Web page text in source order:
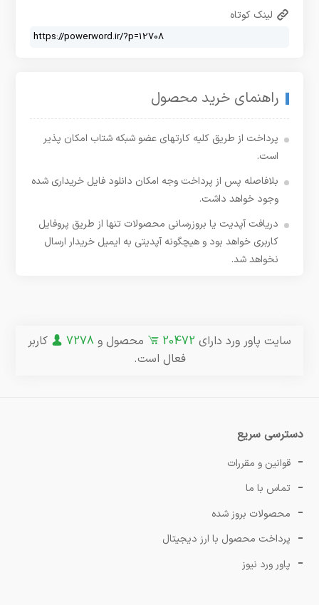
لینک کوتاه
راهنمای خرید محصول
پرداخت از طریق کلیه کارتهای عضو شبکه شتاب امکان پذیر
است.
بلافاصله پس از پرداخت وجه امکان دانلود فایل خریداری شده
وجود خواهد داشت.
دریافت آپدیت یا بروزرسانی محصولات تنها از طریق پروفایل
کاربری خواهد بود و هیچگونه آپدیتی به ایمیل خریدار ارسال
نخواهد شد.
سایت پاور ورد دارای 20472 محصول و 7278
کاربر
فعال است.
دسترسی سریع
قوانین و مقررات
تماس با ما
محصولات بروز شده
پرداخت محصول با ارز دیجیتال
پاور ورد نیوز